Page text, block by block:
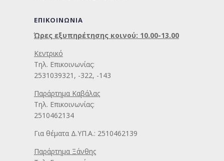
ΕΠΙΚΟΙΝΩΝΙΑ
Ώρες εξυπηρέτησης κοινού: 10.00-13.00
Κεντρικό
Τηλ. Επικοινωνίας:
2531039321, -322, -143
Παράρτημα Καβάλας
Τηλ. Επικοινωνίας:
2510462134
Για θέματα Δ.ΥΠ.Α.: 2510462139
Παράρτημα Ξάνθης